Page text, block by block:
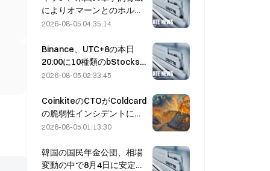
によりオマーンとのホルム
ズ海峡合意が遅延すると表
2026-08-05 04:35:14
Binance、UTC+8の本日
20:00に10種類のbStocks
取引ペアの取引を開始、メ
2026-08-05 02:33:45
CoinkiteのCTOがColdcard
の脆弱性インシデントに関
与し、4回の攻撃を引き起こ
2026-08-05 01:13:30
韓国の国民年金公団、相場
変動の中で8月4日に安定株